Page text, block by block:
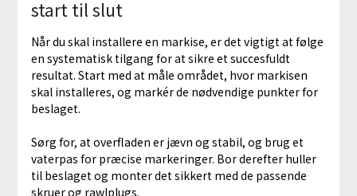
start til slut
Når du skal installere en markise, er det vigtigt at følge
en systematisk tilgang for at sikre et succesfuldt
resultat. Start med at måle området, hvor markisen
skal installeres, og markér de nødvendige punkter for
beslaget.
Sørg for, at overfladen er jævn og stabil, og brug et
vaterpas for præcise markeringer. Bor derefter huller
til beslaget og monter det sikkert med de passende
skruer og rawlplugs.